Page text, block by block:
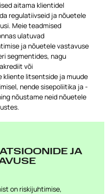
aitama klientidel
regulatiivseid ja nõuetele
Meie teadmised
ulatuvad
ja nõuetele vastavuse
segmentides, nagu
või
litsentside ja muude
nende sisepoliitika ja -
nõustame neid nõuetele
JA
on riskijuhtimise,